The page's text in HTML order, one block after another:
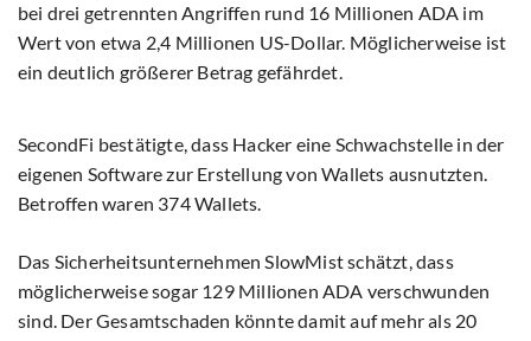
bei drei getrennten Angriffen rund 16 Millionen ADA im
Wert von etwa 2,4 Millionen US-Dollar. Möglicherweise ist
ein deutlich größerer Betrag gefährdet.
SecondFi bestätigte, dass Hacker eine Schwachstelle in der
eigenen Software zur Erstellung von Wallets ausnutzten.
Betroffen waren 374 Wallets.
Das Sicherheitsunternehmen SlowMist schätzt, dass
möglicherweise sogar 129 Millionen ADA verschwunden
sind. Der Gesamtschaden könnte damit auf mehr als 20